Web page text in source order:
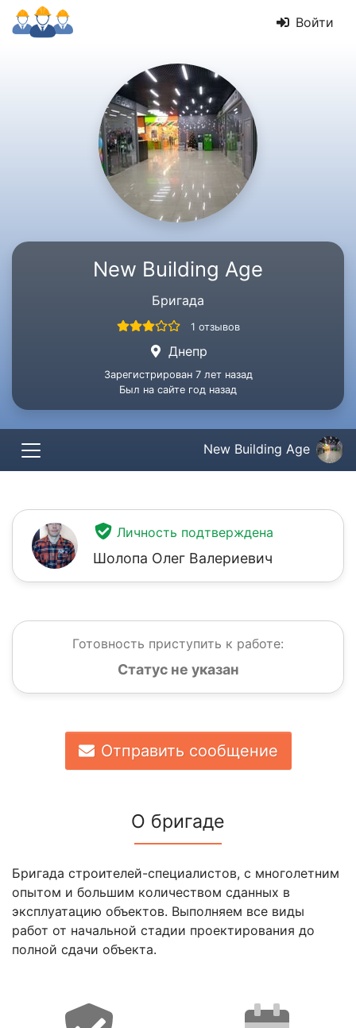
Войти
New Building Age
Бригада
1 отзывов
Днепр
Зарегистрирован 7 лет назад
Был на сайте год назад
New Building Age
Личность подтверждена
Шолопа Олег Валериевич
Готовность приступить к работе:
Статус не указан
Отправить сообщение
О бригаде
Бригада строителей-специалистов, с многолетним
опытом и большим количеством сданных в
эксплуатацию объектов. Выполняем все виды
работ от начальной стадии проектирования до
полной сдачи объекта.